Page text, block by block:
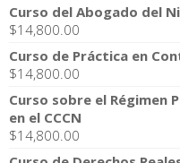
Curso del Abogado del
$14,800.00
Curso de Práctica en
$14,800.00
Curso sobre el Régimen
en el CCCN
$14,800.00